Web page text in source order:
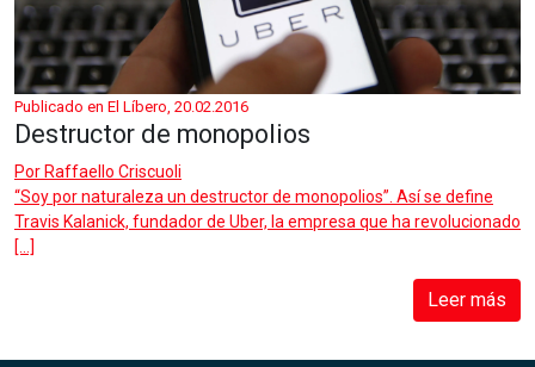
Publicado en El Líbero, 20.02.2016
Destructor de monopolios
Por Raffaello Criscuoli
“Soy por naturaleza un destructor de monopolios”. Así se define
Travis Kalanick, fundador de Uber, la empresa que ha revolucionado
[…]
Leer más